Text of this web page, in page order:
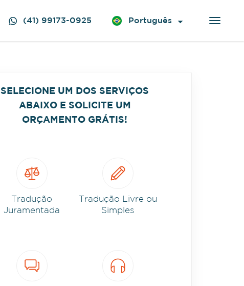
(41) 99173-0925 Português
SELECIONE UM DOS SERVIÇOS
ABAIXO E SOLICITE UM
ORÇAMENTO GRÁTIS!
Tradução
Juramentada
Tradução Livre ou
Simples